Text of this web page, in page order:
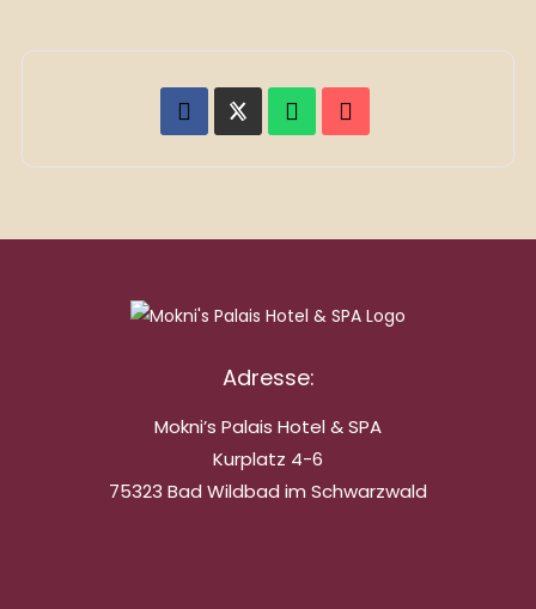
Adresse:
Mokni’s Palais Hotel & SPA
Kurplatz 4-6
75323 Bad Wildbad im Schwarzwald